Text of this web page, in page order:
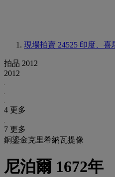
現場拍賣 24525 印度、喜
拍品 2012
2012
4 更多
7 更多
銅鎏金克里希納瓦提像
尼泊爾 1672年